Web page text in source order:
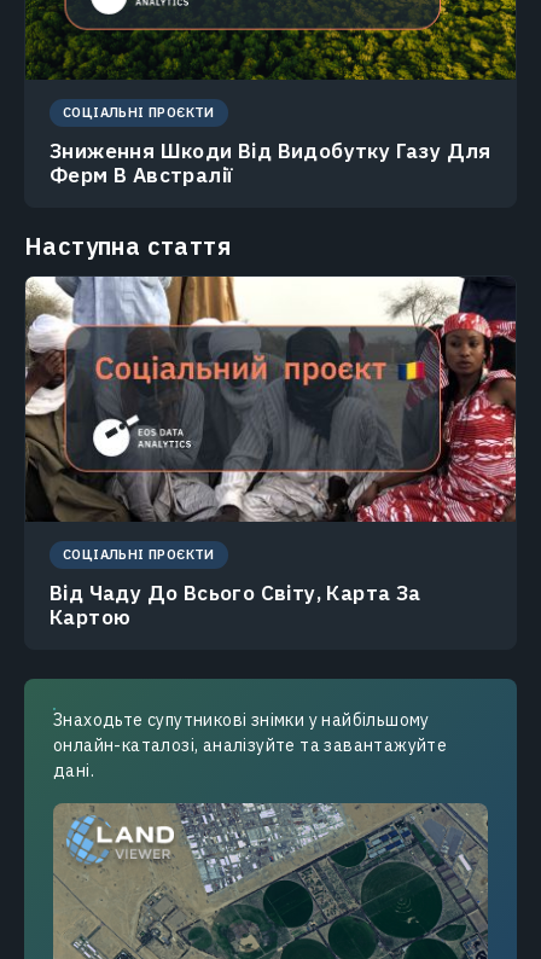
СОЦІАЛЬНІ ПРОЄКТИ
Зниження Шкоди Від Видобутку Газу Для
Ферм В Австралії
Наступна стаття
СОЦІАЛЬНІ ПРОЄКТИ
Від Чаду До Всього Світу, Карта За
Картою
Знаходьте супутникові знімки у найбільшому
онлайн-каталозі, аналізуйте та завантажуйте
дані.